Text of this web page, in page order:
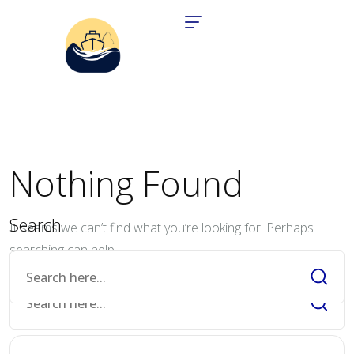
Nothing Found
It seems we can’t find what you’re looking for. Perhaps
searching can help.
Search